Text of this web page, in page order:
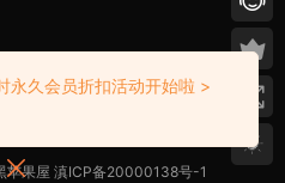
果屋 滇ICP备20000138号-1
永久会员折扣活动开始啦 >